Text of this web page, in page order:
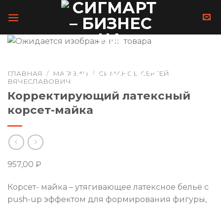
ГЛАВНАЯ / МАГАЗИН / СИМАНОВ СЕРГЕЙ
ВЯЧЕСЛАВОВИЧ
Корректирующий латексный
корсет-майка
957,00 ₽
Корсет- майка – утягивающее латексное бельё с
push-up эффектом для формирования фигуры,